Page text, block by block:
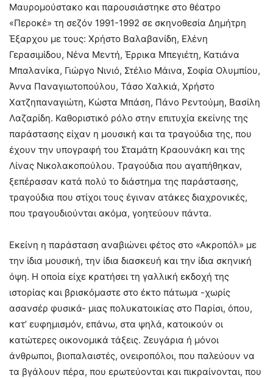
Μαυρομούστακο και παρουσιάστηκε στο θέατρο
«Περοκέ» τη σεζόν 1991-1992 σε σκηνοθεσία Δημήτρη
Έξαρχου με τους: Χρήστο Βαλαβανίδη, Ελένη
Γερασιμίδου, Νένα Μεντή, Έρρικα Μπεγιέτη, Κατιάνα
Μπαλανίκα, Γιώργο Νινιό, Στέλιο Μάινα, Σοφία Ολυμπίου,
Άννα Παναγιωτοπούλου, Τάσο Χαλκιά, Χρήστο
Χατζηπαναγιώτη, Κώστα Μπάση, Πάνο Ρεντούμη, Βασίλη
Λαζαρίδη. Καθοριστικό ρόλο στην επιτυχία εκείνης της
παράστασης είχαν η μουσική και τα τραγούδια της, που
έχουν την υπογραφή του Σταμάτη Κραουνάκη και της
Λίνας Νικολακοπούλου. Τραγούδια που αγαπήθηκαν,
ξεπέρασαν κατά πολύ το διάστημα της παράστασης,
τραγούδια που στίχοι τους έγιναν ατάκες διαχρονικές,
που τραγουδιούνται ακόμα, γοητεύουν πάντα.
Εκείνη η παράσταση αναβιώνει φέτος στο «Ακροπόλ» με
την ίδια μουσική, την ίδια διασκευή και την ίδια σκηνική
όψη. Η οποία είχε κρατήσει τη γαλλική εκδοχή της
ιστορίας και βρισκόμαστε στο έκτο πάτωμα -χωρίς
ασανσέρ φυσικά- μιας πολυκατοικίας στο Παρίσι, όπου,
κατ’ ευφημισμόν, επάνω, στα ψηλά, κατοικούν οι
κατώτερες οικονομικά τάξεις. Ζευγάρια ή μόνοι
άνθρωποι, βιοπαλαιστές, ονειροπόλοι, που παλεύουν να
τα βγάλουν πέρα, που ερωτεύονται και πικραίνονται, που